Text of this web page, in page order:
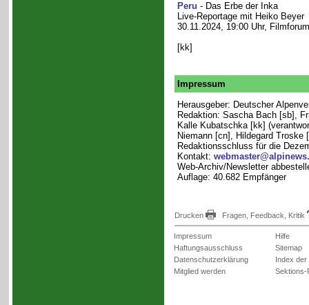
Peru - Das Erbe der Inka
Live-Reportage mit Heiko Beyer
30.11.2024, 19:00 Uhr,
[kk]
Impressum
Herausgeber: Deutscher
Redaktion: Sascha Bach [sb],
Kalle Kubatschka [kk]
Niemann [cn], Hildegard Troske
Redaktionsschluss für die
Kontakt:
Web-Archiv/Newsletter
Auflage: 40.682 Empfänger
Drucken Fragen, Feedback, Kritik
Impressum
Haftungsausschluss
Datenschutzerklärung
Mitglied werden
Hilfe
Sitemap
Index der
Sektions-